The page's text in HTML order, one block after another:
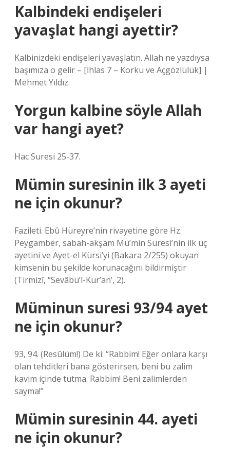
Kalbindeki endişeleri
yavaşlat hangi ayettir?
Kalbinizdeki endişeleri yavaşlatın. Allah ne yazdıysa
başımıza o gelir – [İhlas 7 – Korku ve Açgözlülük] |
Mehmet Yıldız.
Yorgun kalbine söyle Allah
var hangi ayet?
Hac Suresi 25-37.
Mümin suresinin ilk 3 ayeti
ne için okunur?
Fazileti. Ebû Hüreyre’nin rivayetine göre Hz.
Peygamber, sabah-akşam Mü’min Suresi’nin ilk üç
ayetini ve Ayet-el Kürsi’yi (Bakara 2/255) okuyan
kimsenin bu şekilde korunacağını bildirmiştir
(Tirmizî, “Sevâbü’l-Kur’an’, 2).
Müminun suresi 93/94 ayet
ne için okunur?
93, 94. (Resûlüm!) De ki: “Rabbim! Eğer onlara karşı
olan tehditleri bana gösterirsen, beni bu zalim
kavim içinde tutma. Rabbim! Beni zalimlerden
sayma!”
Mümin suresinin 44. ayeti
ne için okunur?